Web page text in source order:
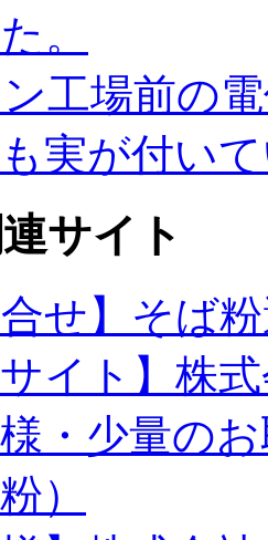
。
工場前の
実が付い
サイト
合せ】そば
サイト】株
様・少量の
）